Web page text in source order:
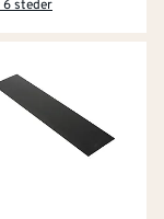
6 steder